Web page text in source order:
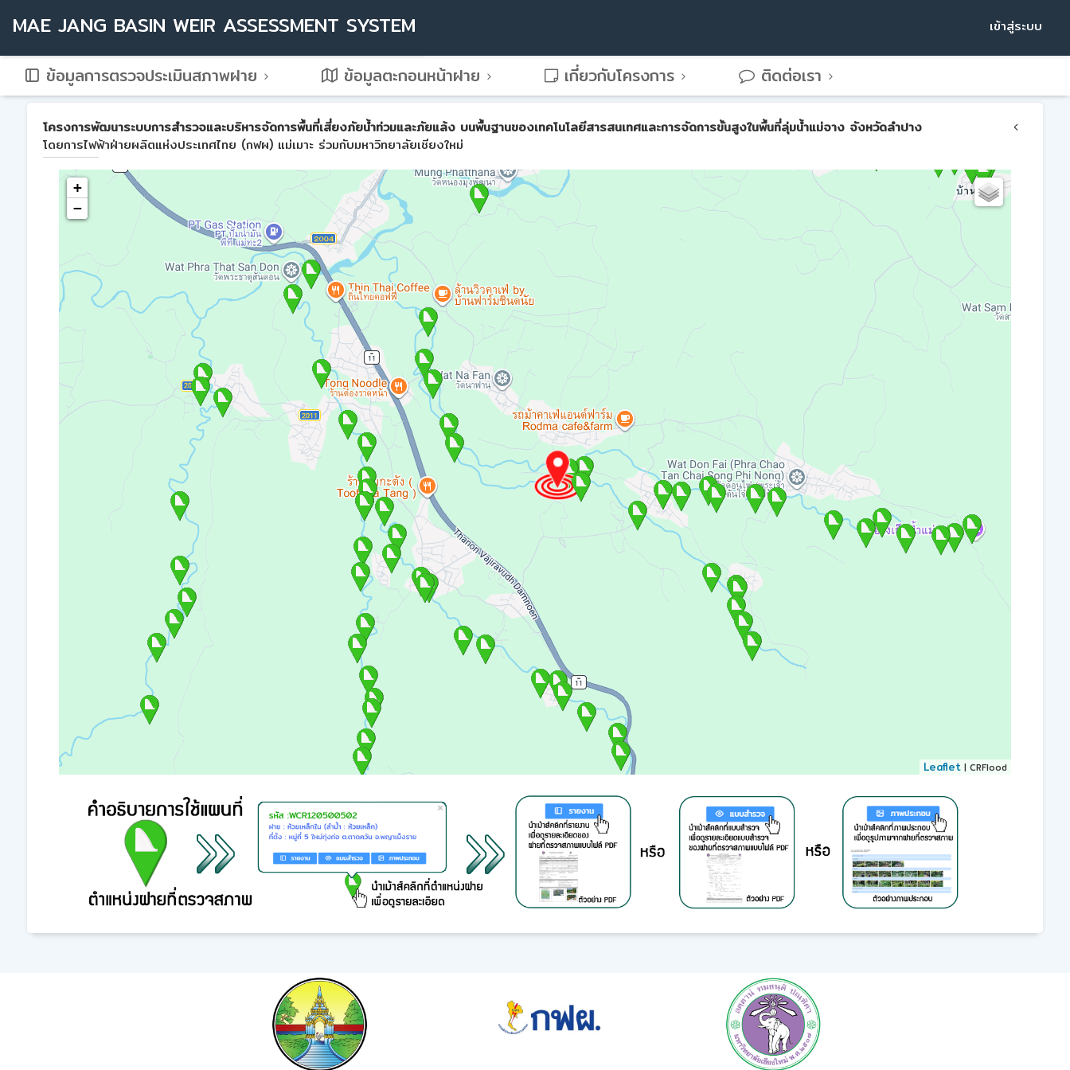
MAE JANG BASIN WEIR ASSESSMENT SYSTEM เข้าสู่ระบบ
ข้อมูลการตรวจประเมินสภาพฝาย ข้อมูลตะกอนหน้าฝาย เกี่ยวกับโครงการ ติดต่อเรา
โครงการพัฒนาระบบการสำรวจและบริหารจัดการพื้นที่เสี่ยงภัยน้ำท่วมและภัยแล้ง บนพื้นฐานของเทคโนโลยีสารสนเทศและการจัดการขั้นสูงในพื้นที่ลุ่มน้ำแม่จาง จังหวัดลำปาง
โดยการไฟฟ้าฝ่ายผลิตแห่งประเทศไทย (กฟผ) แม่เมาะ ร่วมกับมหาวิทยาลัยเชียงใหม่
+
−
Leaflet | CRFlood